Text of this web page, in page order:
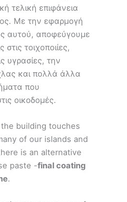
τελική επιφάνεια
Με την εφαρμογή
αυτού, αποφεύγουμε
στις τοιχοποιίες,
υγρασίες, την
και πολλά άλλα
που
οικοδομές.
building touches
of our islands and
is an alternative
paste -final coating
.